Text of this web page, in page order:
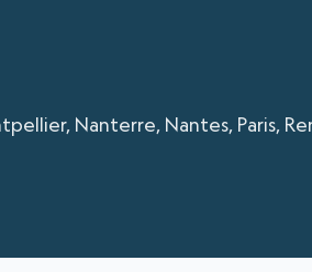
Nanterre, Nantes, Paris,